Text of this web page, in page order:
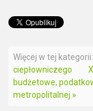
Więcej w tej kategorii:
ciepłowniczego
budżetowe,
metropolitalnej »